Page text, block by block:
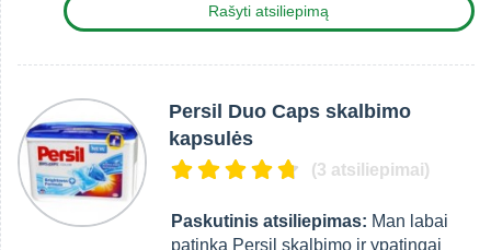
Rašyti atsiliepimą
Persil Duo Caps skalbimo
kapsulės
(3 atsiliepimai)
Paskutinis atsiliepimas: Man labai
patinka Persil skalbimo ir ypatingai